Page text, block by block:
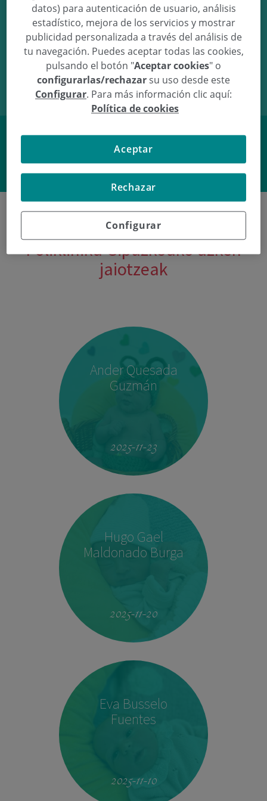
26/09/16 00:00 3,02Kg 48,5cm
Facebook
Poliklinika Gipuzkoako azken
jaiotzeak
Ander Quesada
Guzmán
2025-11-23
Hugo Gael
Maldonado Burga
2025-11-20
Eva Busselo
Fuentes
2025-11-10
datos) para autenticación de usuario, análisis
estadístico, mejora de los servicios y mostrar
publicidad personalizada a través del análisis de
tu navegación. Puedes aceptar todas las cookies,
pulsando el botón "Aceptar cookies" o
configurarlas/rechazarsu uso desde este
Configurar. Para más información clic aquí:
Política de cookies
Configurar
Rechazar
Aceptar